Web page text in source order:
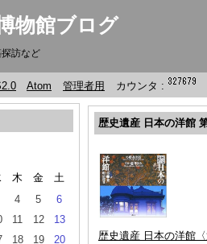
物館ブログ
訪など
Atom 管理者用 カウンタ :
木 金
土
4 5
6
11 12
13
18 19
20
歴史遺産 日本の洋館
歴史遺産 日本の洋館